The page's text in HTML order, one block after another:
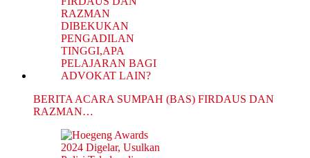
BERITA ACARA SUMPAH (BAS) FIRDAUS DAN
RAZMAN…